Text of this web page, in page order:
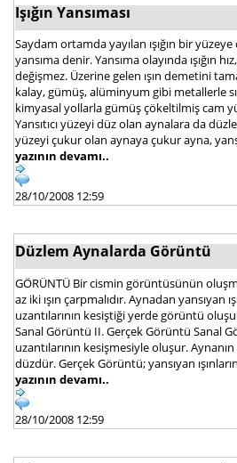
Işığın Yansıması
Saydam ortamda yayılan ışığın bir
yansıma denir. Yansıma olayında ışığın
değişmez. Üzerine gelen ışın demetini
kalay, gümüş, alüminyum gibi metallerle
kimyasal yollarla gümüş çökeltilmiş cam
Yansıtıcı yüzeyi düz olan aynalara da
yüzeyi çukur olan aynaya çukur ayna,
yazının devamı..
28/10/2008 12:59
Düzlem Aynalarda Görüntü
GÖRÜNTÜ Bir cismin görüntüsünün
az iki ışın çarpmalıdır. Aynadan yansıyan
uzantılarının kesiştiği yerde görüntü
Sanal Görüntü II. Gerçek Görüntü Sanal
uzantılarının kesişmesiyle oluşur.
düzdür. Gerçek Görüntü; yansıyan
yazının devamı..
28/10/2008 12:59